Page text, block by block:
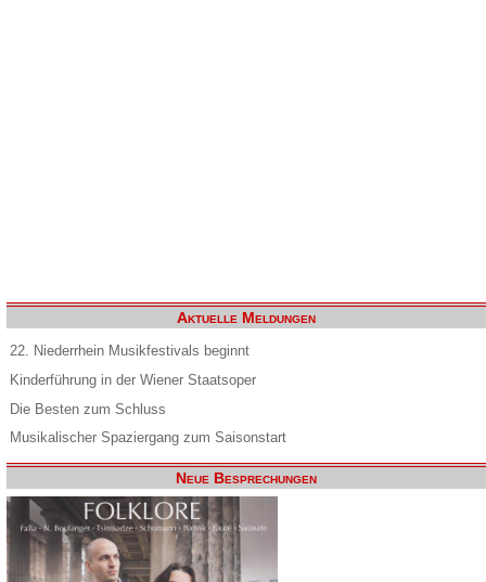
Aktuelle Meldungen
22. Niederrhein Musikfestivals beginnt
Kinderführung in der Wiener Staatsoper
Die Besten zum Schluss
Musikalischer Spaziergang zum Saisonstart
Neue Besprechungen